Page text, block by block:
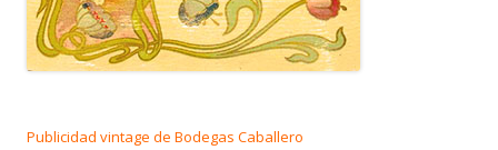
Publicidad vintage de Bodegas Caballero